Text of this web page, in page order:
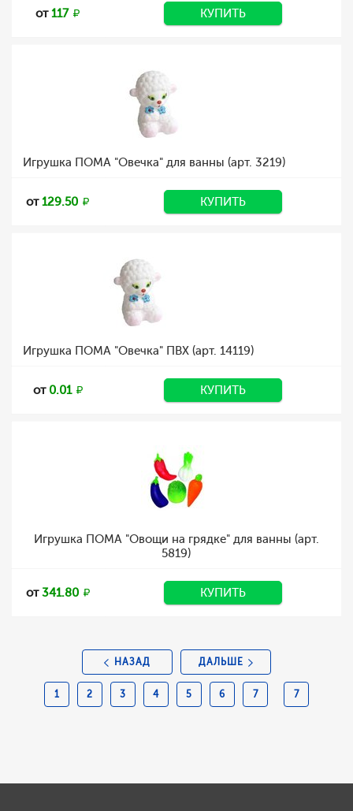
от117 КУПИТЬ
Игрушка ПОМА "Овечка" для ванны (арт. 3219)
от129.50 КУПИТЬ
Игрушка ПОМА "Овечка" ПВХ (арт. 14119)
от 0.01 КУПИТЬ
Игрушка ПОМА "Овощи на грядке" для ванны (арт.
5819)
от341.80 КУПИТЬ
НАЗАД
1 2 3 4 5 6 7 7
ДАЛЬШЕ